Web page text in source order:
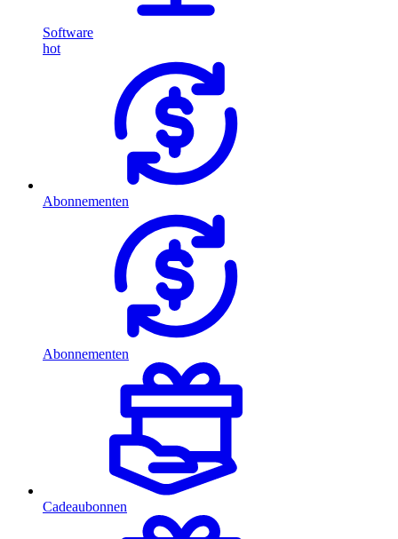
Software
hot
Abonnementen
Abonnementen
Cadeaubonnen